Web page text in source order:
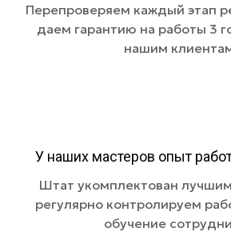
Перепроверяем каждый этап
даем гарантию на работы 3
нашим
У наших мастеров опыт
Штат укомплектован
регулярно контролируем
обучение